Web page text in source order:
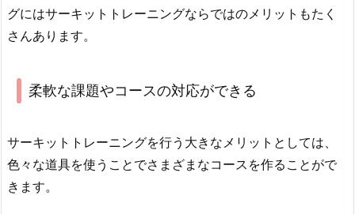
グにはサーキットトレーニングならではのメリットもたく
さんあります。
柔軟な課題やコースの対応ができる
サーキットトレーニングを行う大きなメリットとしては、
色々な道具を使うことでさまざまなコースを作ることがで
きます。